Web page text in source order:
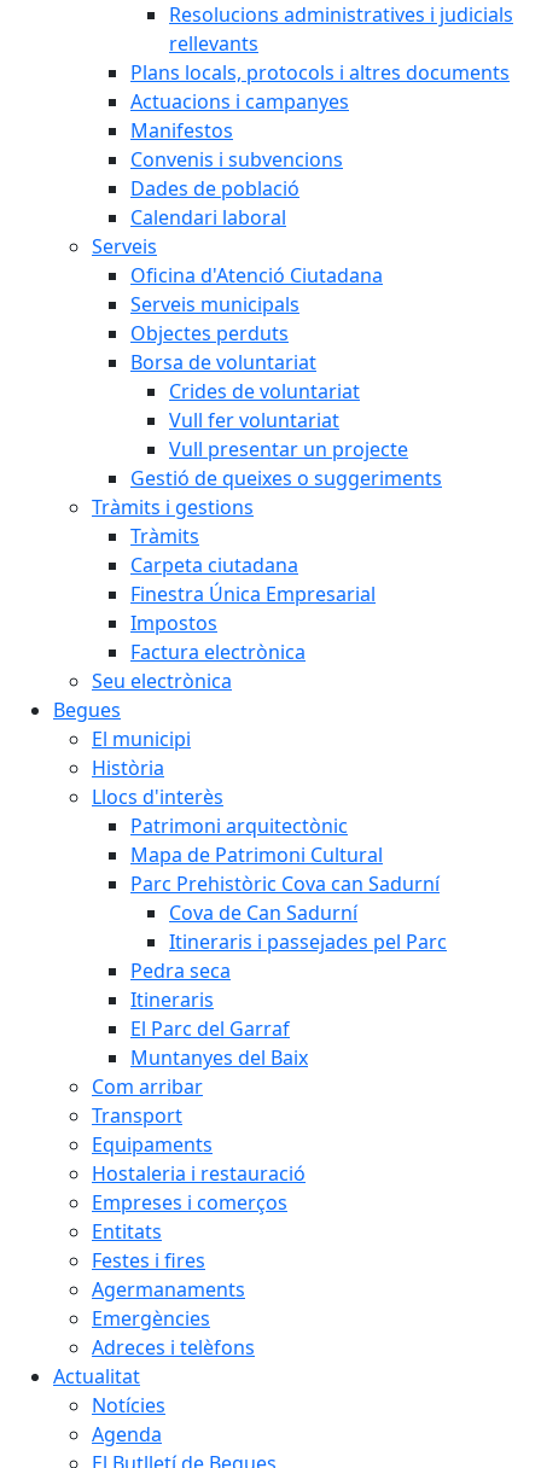
Resolucions administratives i judicials
rellevants
Plans locals, protocols i altres documents
Actuacions i campanyes
Manifestos
Convenis i subvencions
Dades de població
Calendari laboral
Serveis
Oficina d'Atenció Ciutadana
Serveis municipals
Objectes perduts
Borsa de voluntariat
Crides de voluntariat
Vull fer voluntariat
Vull presentar un projecte
Gestió de queixes o suggeriments
Tràmits i gestions
Tràmits
Carpeta ciutadana
Finestra Única Empresarial
Impostos
Factura electrònica
Seu electrònica
Begues
El municipi
Història
Llocs d'interès
Patrimoni arquitectònic
Mapa de Patrimoni Cultural
Parc Prehistòric Cova can Sadurní
Cova de Can Sadurní
Itineraris i passejades pel Parc
Pedra seca
Itineraris
El Parc del Garraf
Muntanyes del Baix
Com arribar
Transport
Equipaments
Hostaleria i restauració
Empreses i comerços
Entitats
Festes i fires
Agermanaments
Emergències
Adreces i telèfons
Actualitat
Notícies
Agenda